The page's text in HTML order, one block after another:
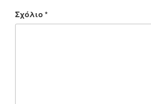
Σχόλιο*